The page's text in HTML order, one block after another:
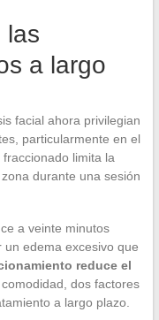
las
a largo
facial ahora privilegian
particularmente en el
limita la
durante una sesión
a veinte minutos
edema excesivo que
reduce el
dos factores
a largo plazo.